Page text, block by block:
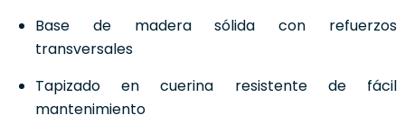
Base de madera sólida con refuerzos
transversales
Tapizado en cuerina resistente de fácil
mantenimiento